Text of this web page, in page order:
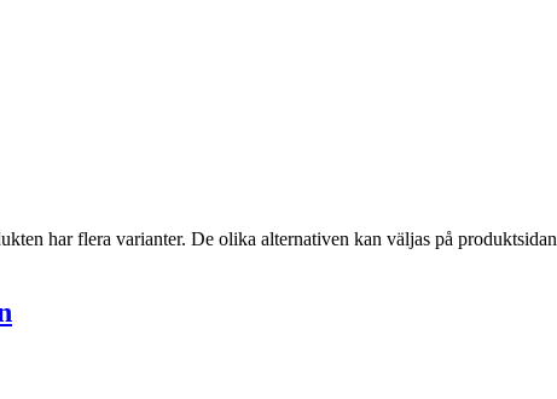
har flera varianter. De olika alternativen kan väljas på produktsidan